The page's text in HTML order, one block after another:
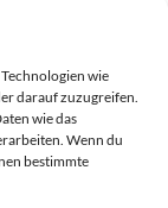
wie
darauf zuzugreifen.
wie das
Wenn du
bestimmte
Zubehör oder
und in Details vom